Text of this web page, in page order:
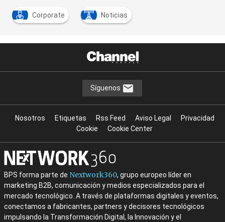
Corporate Noticias
Síguenos
Nosotros Etiquetas Rss Feed Aviso Legal
Privacidad
Cookie
Cookie Center
BPS forma parte de Nextwork360, grupo europeo líder en
marketing B2B, comunicación y medios especializados para el
mercado tecnológico. A través de plataformas digitales y eventos,
conectamos a fabricantes, partners y decisores tecnológicos
impulsando la Transformación Digital, la Innovación y el